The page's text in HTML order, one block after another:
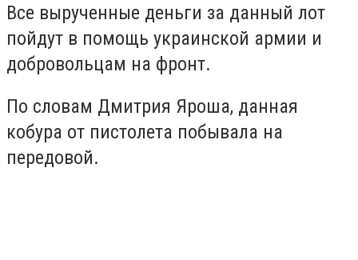
Все вырученные деньги за данный лот
пойдут в помощь украинской армии и
добровольцам на фронт.
По словам Дмитрия Яроша, данная
кобура от пистолета побывала на
передовой.